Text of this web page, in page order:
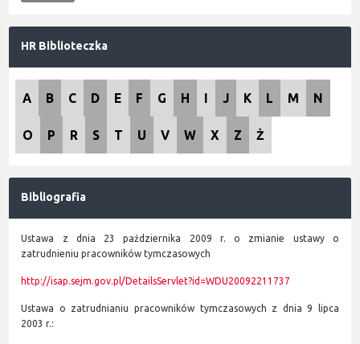
HR Biblioteczka
A B C D E F G H I J K L M N
O P R S T U V W X Z Ż
Bibliografia
Ustawa z dnia 23 października 2009 r. o zmianie ustawy o
zatrudnieniu pracowników tymczasowych
http://isap.sejm.gov.pl/DetailsServlet?id=WDU20092211737
Ustawa o zatrudnianiu pracowników tymczasowych z dnia 9 lipca
2003 r.: